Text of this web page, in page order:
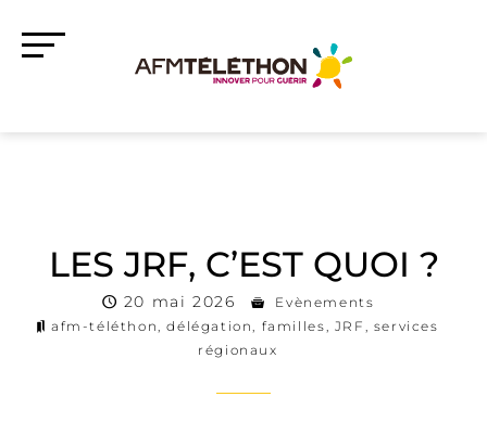
LES JRF, C’EST QUOI ?
20 mai 2026
Evènements
afm-téléthon,délégation, familles, JRF , services
régionaux